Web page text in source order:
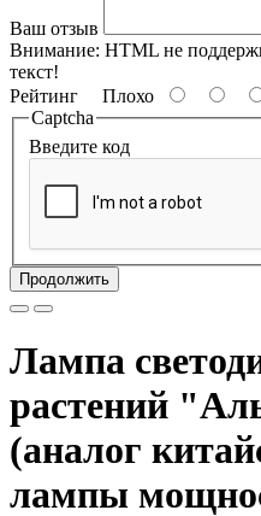
Ваш отзыв
Внимание: HTML не
текст!
Рейтинг Плохо
Captcha
Введите код
Продолжить
Лампа
растений
(аналог
лампы